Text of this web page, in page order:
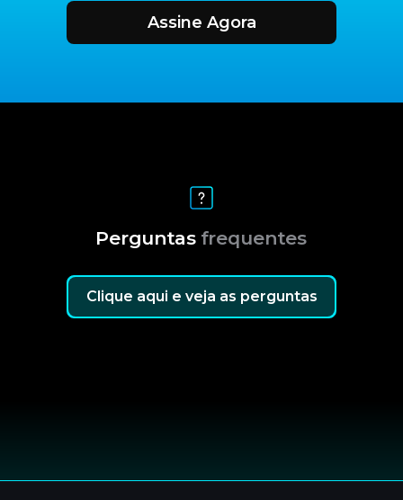
Assine Agora
Perguntas frequentes
Clique aqui e veja as perguntas